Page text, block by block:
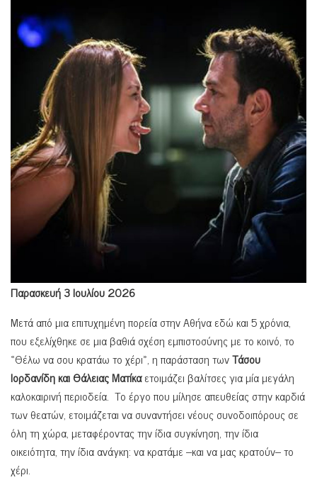
Παρασκευή 3 Ιουλίου 2026
Μετά από μια επιτυχημένη πορεία στην Αθήνα εδώ και 5 χρόνια,
που εξελίχθηκε σε μια βαθιά σχέση εμπιστοσύνης με το κοινό, το
«Θέλω να σου κρατάω το χέρι», η παράσταση τωνΤάσου
Ιορδανίδη και Θάλειας Ματίκαετοιμάζει βαλίτσες για μία μεγάλη
καλοκαιρινή περιοδεία. Το έργο που μίλησε απευθείας στην καρδιά
των θεατών, ετοιμάζεται να συναντήσει νέους συνοδοιπόρους σε
όλη τη χώρα, μεταφέροντας την ίδια συγκίνηση, την ίδια
οικειότητα, την ίδια ανάγκη: να κρατάμε –και να μας κρατούν– το
χέρι.